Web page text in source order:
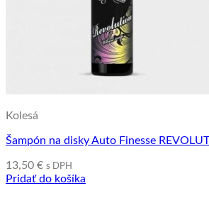
Kolesá
Šampón na disky Auto Finesse
13,50 € s DPH
Pridať do košíka